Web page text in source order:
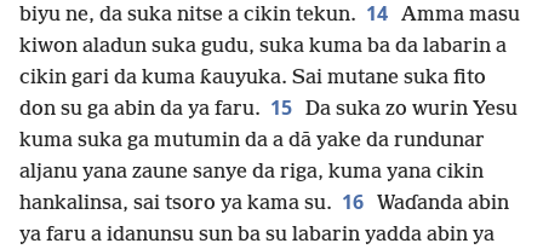
biyu ne, da suka nitse a cikin tekun. 14 Amma masu
kiwon aladun suka gudu, suka kuma ba da labarin a
cikin gari da kuma ƙauyuka. Sai mutane suka fito
don su ga abin da ya faru. 15 Da suka zo wurin Yesu
kuma suka ga mutumin da a dā yake da rundunar
aljanu yana zaune sanye da riga, kuma yana cikin
hankalinsa, sai tsoro ya kama su. 16 Waɗanda abin
ya faru a idanunsu sun ba su labarin yadda abin ya